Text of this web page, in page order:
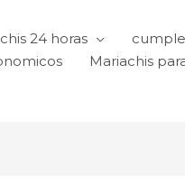
24 horas
Mariachis